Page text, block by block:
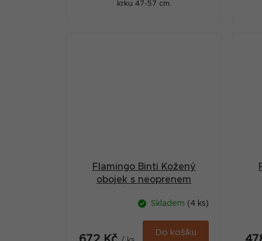
krku 47-57 cm.
Flamingo Binti Kožený
obojek s neoprenem
Skladem (4 ks)
Do košíku